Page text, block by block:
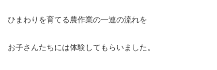
ひまわりを育てる農作業の一連の流れを
お子さんたちには体験してもらいました。